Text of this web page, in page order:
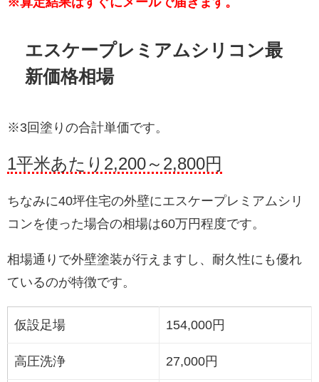
エスケープレミアムシリコン最
新価格相場
※3回塗りの合計単価です。
1平米あたり2,200～2,800円
ちなみに40坪住宅の外壁にエスケープレミアムシリ
コンを使った場合の相場は60万円程度です。
相場通りで外壁塗装が行えますし、耐久性にも優れ
ているのが特徴です。
仮設足場 154,000円
高圧洗浄 27,000円